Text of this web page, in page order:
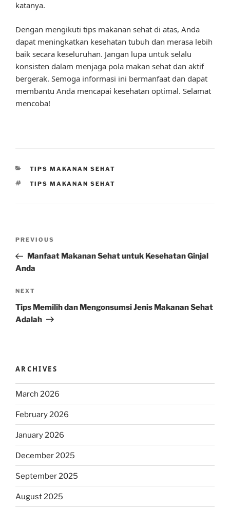
katanya.
Dengan mengikuti tips makanan sehat di atas, Anda
dapat meningkatkan kesehatan tubuh dan merasa lebih
baik secara keseluruhan. Jangan lupa untuk selalu
konsisten dalam menjaga pola makan sehat dan aktif
bergerak. Semoga informasi ini bermanfaat dan dapat
membantu Anda mencapai kesehatan optimal. Selamat
mencoba!
CATEGORIES
TIPS MAKANAN SEHAT
TAGS
TIPS MAKANAN SEHAT
Previous
Post
PREVIOUS
Manfaat Makanan Sehat untuk Kesehatan Ginjal
Anda
Next
Post
NEXT
Tips Memilih dan Mengonsumsi Jenis Makanan Sehat
Adalah
ARCHIVES
March 2026
February 2026
January 2026
December 2025
September 2025
August 2025